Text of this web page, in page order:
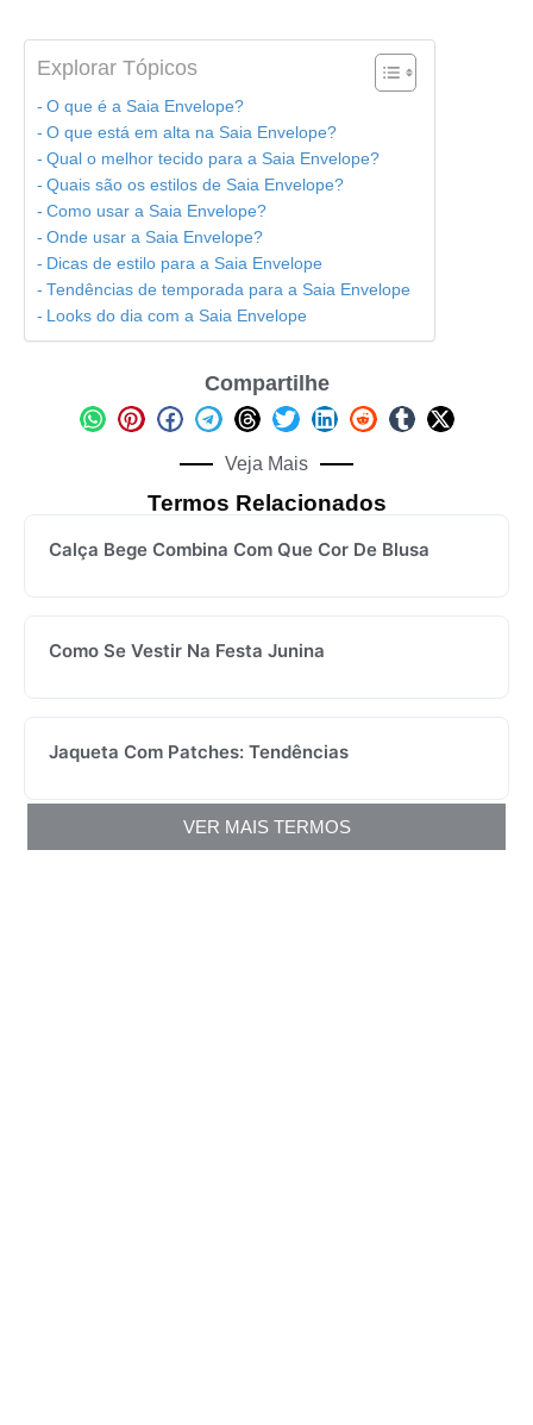
Explorar Tópicos
O que é a Saia Envelope?
O que está em alta na Saia Envelope?
Qual o melhor tecido para a Saia Envelope?
Quais são os estilos de Saia Envelope?
Como usar a Saia Envelope?
Onde usar a Saia Envelope?
Dicas de estilo para a Saia Envelope
Tendências de temporada para a Saia Envelope
Looks do dia com a Saia Envelope
Compartilhe
Veja Mais
Termos Relacionados
Calça Bege Combina Com Que Cor De Blusa
Como Se Vestir Na Festa Junina
Jaqueta Com Patches: Tendências
VER MAIS TERMOS